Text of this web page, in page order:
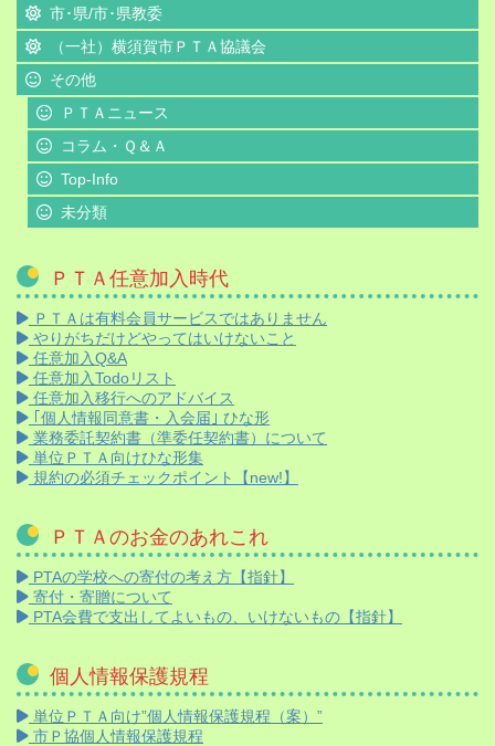
市･県/市･県教委
（一社）横須賀市ＰＴＡ協議会
その他
ＰＴＡニュース
コラム・Ｑ＆Ａ
Top-Info
未分類
ＰＴＡ任意加入時代
ＰＴＡは有料会員サービスではありません
やりがちだけどやってはいけないこと
任意加入Q&A
任意加入Todoリスト
任意加入移行へのアドバイス
｢個人情報同意書・入会届｣ ひな形
業務委託契約書（準委任契約書）について
単位ＰＴＡ向けひな形集
規約の必須チェックポイント【new!】
ＰＴＡのお金のあれこれ
PTAの学校への寄付の考え方【指針】
寄付・寄贈について
PTA会費で支出してよいもの、いけないもの【指針】
個人情報保護規程
単位ＰＴＡ向け”個人情報保護規程（案）”
市Ｐ協個人情報保護規程